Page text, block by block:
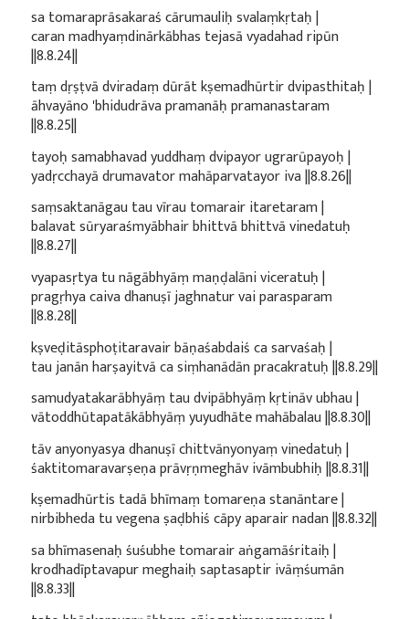
sa tomaraprāsakaraś cārumauliḥ svalaṃkṛtaḥ |
caran madhyaṃdinārkābhas tejasā vyadahad ripūn
||8.8.24||
taṃ dṛṣṭvā dviradaṃ dūrāt kṣemadhūrtir dvipasthitaḥ |
āhvayāno 'bhidudrāva pramanāḥ pramanastaram
||8.8.25||
tayoḥ samabhavad yuddhaṃ dvipayor ugrarūpayoḥ |
yadṛcchayā drumavator mahāparvatayor iva ||8.8.26||
saṃsaktanāgau tau vīrau tomarair itaretaram |
balavat sūryaraśmyābhair bhittvā bhittvā vinedatuḥ
||8.8.27||
vyapasṛtya tu nāgābhyāṃ maṇḍalāni viceratuḥ |
pragṛhya caiva dhanuṣī jaghnatur vai parasparam
||8.8.28||
kṣveḍitāsphoṭitaravair bāṇaśabdaiś ca sarvaśaḥ |
tau janān harṣayitvā ca siṃhanādān pracakratuḥ ||8.8.29||
samudyatakarābhyāṃ tau dvipābhyāṃ kṛtināv ubhau |
vātoddhūtapatākābhyāṃ yuyudhāte mahābalau ||8.8.30||
tāv anyonyasya dhanuṣī chittvānyonyaṃ vinedatuḥ |
śaktitomaravarṣeṇa prāvṛṇmeghāv ivāmbubhiḥ ||8.8.31||
kṣemadhūrtis tadā bhīmaṃ tomareṇa stanāntare |
nirbibheda tu vegena ṣaḍbhiś cāpy aparair nadan ||8.8.32||
sa bhīmasenaḥ śuśubhe tomarair aṅgamāśritaiḥ |
krodhadīptavapur meghaiḥ saptasaptir ivāṃśumān
||8.8.33||